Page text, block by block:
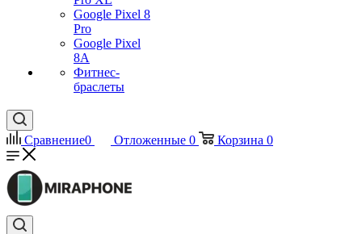
Google Pixel 8
Pro
Google Pixel
8A
Фитнес-
браслеты
Сравнение0 Отложенные 0 Корзина 0